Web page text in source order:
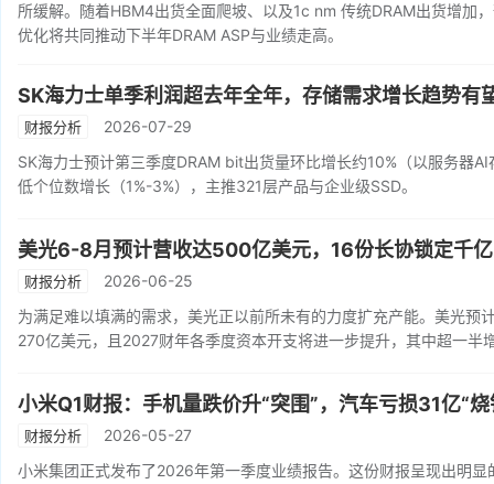
所缓解。随着HBM4出货全面爬坡、以及1c nm 传统DRAM出货增加
优化将共同推动下半年DRAM ASP与业绩走高。
SK海力士单季利润超去年全年，存储需求增长趋势有
财报分析
2026-07-29
SK海力士预计第三季度DRAM bit出货量环比增长约10%（以服务器
低个位数增长（1%-3%），主推321层产品与企业级SSD。
美光6-8月预计营收达500亿美元，16份长协锁定千
财报分析
2026-06-25
为满足难以填满的需求，美光正以前所未有的力度扩充产能。美光
270亿美元，且2027财年各季度资本开支将进一步提升，其中超一半
小米Q1财报：手机量跌价升“突围”，汽车亏损31亿“烧
财报分析
2026-05-27
小米集团正式发布了2026年第一季度业绩报告。这份财报呈现出明